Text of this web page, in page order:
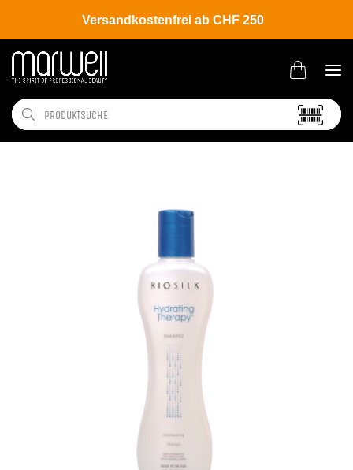
Versandkostenfrei ab CHF 250
Shop Brands Biosilk